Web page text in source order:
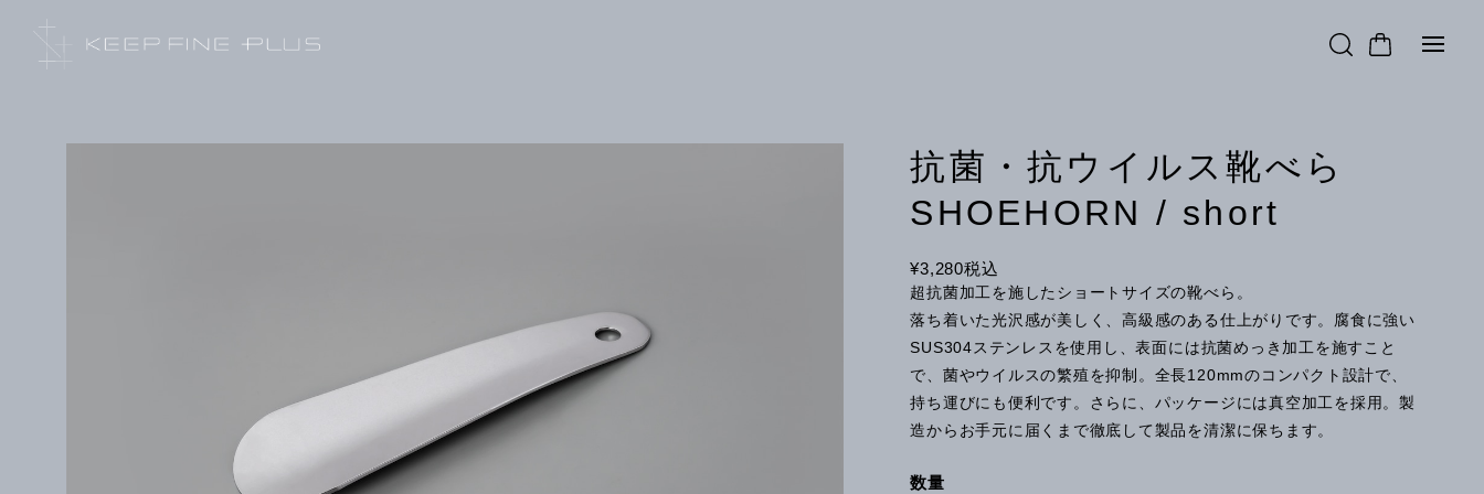
抗菌・抗ウイルス靴べら
SHOEHORN / short
¥3,280税込
超抗菌加工を施したショートサイズの靴べら。
落ち着いた光沢感が美しく、高級感のある仕上がりです。腐食に強い
SUS304ステンレスを使用し、表面には抗菌めっき加工を施すこと
で、菌やウイルスの繁殖を抑制。全長120mmのコンパクト設計で、
持ち運びにも便利です。さらに、パッケージには真空加工を採用。製
造からお手元に届くまで徹底して製品を清潔に保ちます。
数量